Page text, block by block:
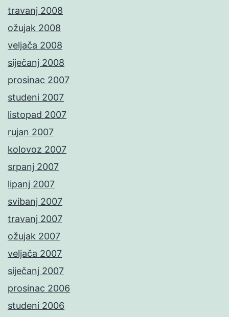
travanj 2008
ožujak 2008
veljača 2008
siječanj 2008
prosinac 2007
studeni 2007
listopad 2007
rujan 2007
kolovoz 2007
srpanj 2007
lipanj 2007
svibanj 2007
travanj 2007
ožujak 2007
veljača 2007
siječanj 2007
prosinac 2006
studeni 2006